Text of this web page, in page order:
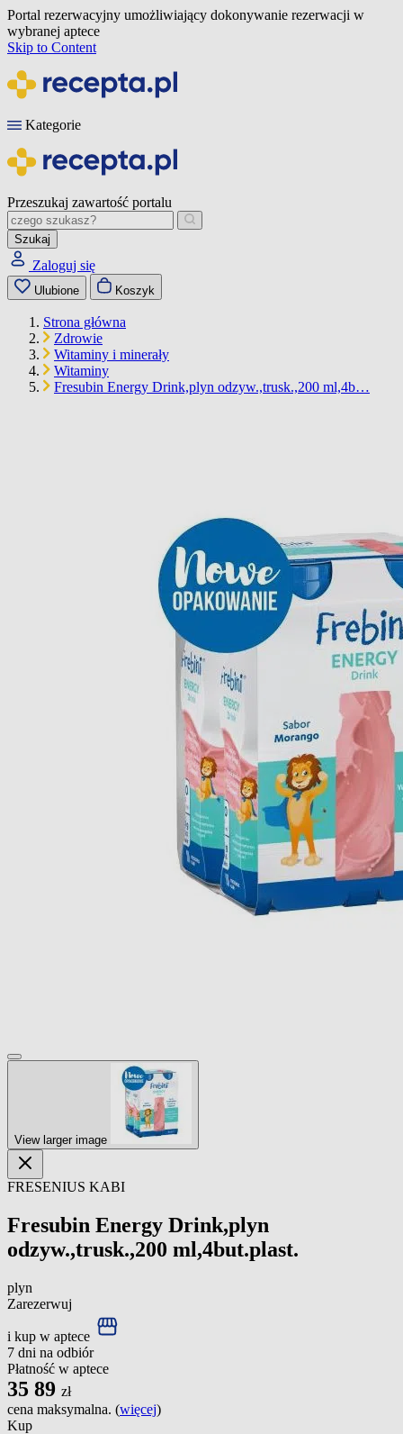
Portal rezerwacyjny umożliwiający dokonywanie rezerwacji w
wybranej aptece
Skip to Content
Kategorie
Przeszukaj zawartość portalu
Szukaj
Zaloguj się
Ulubione Koszyk
Strona główna
Zdrowie
Witaminy i minerały
Witaminy
Fresubin Energy Drink,plyn odzyw.,trusk.,200 ml,4b…
View larger image
FRESENIUS KABI
Fresubin Energy Drink,plyn
odzyw.,trusk.,200 ml,4but.plast.
plyn
Zarezerwuj
i kup w aptece
7 dni na odbiór
Płatność w aptece
35 89 zł
cena maksymalna. (więcej)
Kup